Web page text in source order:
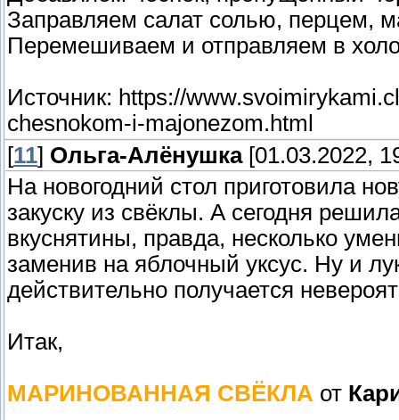
Заправляем салат солью, перцем,
Перемешиваем и отправляем в
Источник: https://
chesnokom-i-majonezom.html
[11] Ольга-Алёнушка[01.03.2022,
На новогодний стол приготовила
закуску из свёклы. А сегодня
вкуснятины, правда, несколько
заменив на яблочный уксус. Ну и
действительно получается
Итак,
МАРИНОВАННАЯ СВЁКЛА от